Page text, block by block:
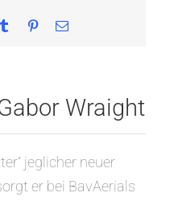
Tumblr Pinterest
E-
Wraight
jeglicher neuer
er bei BavAerials